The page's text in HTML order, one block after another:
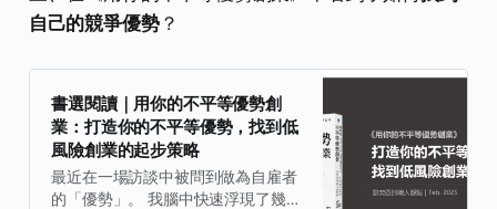
讀中不斷自問：這個訊息帶著什麼樣
的觀點性？我又該如何轉化為自己的
化為自己的觀點。 一）快速略讀：這
本書想說什麼？ 二）
讓對方舒服並願意行動的能力，這和
名：一流、二流、三流說話+表達套
書(2本)，原文名稱：雑談の一流、二
流、三流、説明の一流、二流、三
流，語言：繁體中文，頁數：456，
出版社：商周出版，作者：桐生 稔，
自己的競爭優勢？
書選閱讀｜用你的不平等優勢創
業：打造你的不平等優勢，找到低
風險創業的起步策略
最近在一場訪談中被問到做為自雇者
的「優勢」。 我腦中快速浮現了幾本